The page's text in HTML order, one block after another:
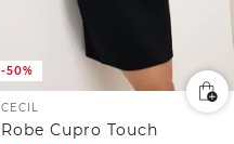
-50%
CECIL
Robe Cupro Touch